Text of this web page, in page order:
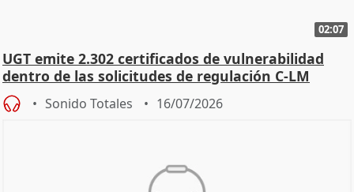
02:07
UGT emite 2.302 certificados de vulnerabilidad
dentro de las solicitudes de regulación C-LM
Sonido Totales 16/07/2026